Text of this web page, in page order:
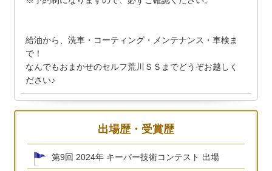
給油から、洗車・コーティング・メンテナンス・車検ま
で！
なんでもおまかせのセルフ荒川ＳＳまでどうぞお越しく
ださい♪
出場歴・受賞歴
第9回 2024年 キーパー技術コンテスト 出場